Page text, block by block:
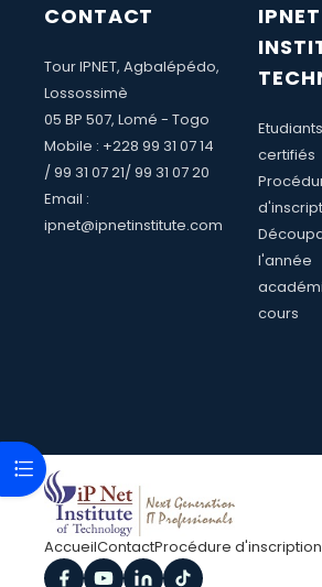
Ouvrir l’index du cours
CONTACT
Tour IPNET, Agbalépédo,
Lossossimè
05 BP 507, Lomé - Togo
Mobile : +228 99 31 07 14
/ 99 31 07 21/ 99 31 07 20
Email :
ipnet@ipnetinstitute.com
IPNET
certifiés
l'année
cours
AccueilContactProcédure d'inscription